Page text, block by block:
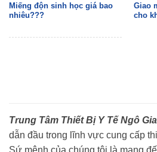
Miếng độn sinh học giá bao
nhiêu???
Giao
cho
Trung Tâm Thiết Bị Y Tế Ngô Gia
dẫn đầu trong lĩnh vực cung cấp